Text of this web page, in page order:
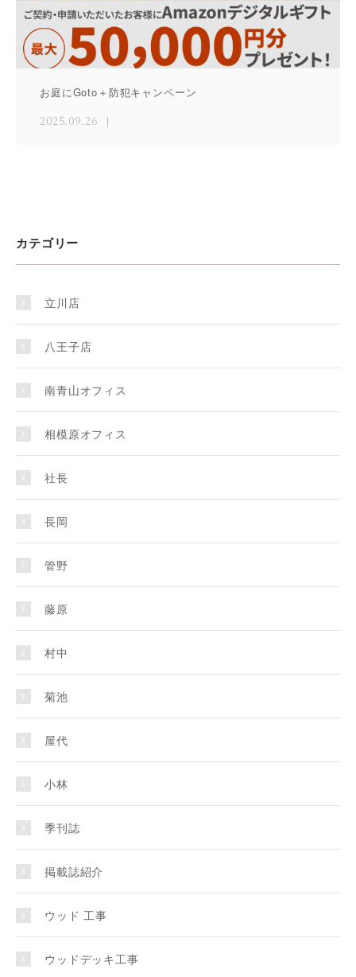
お庭にGoto＋防犯キャンペーン
2025.09.26
カテゴリー
立川店
八王子店
南青山オフィス
相模原オフィス
社長
長岡
管野
藤原
村中
菊池
屋代
小林
季刊誌
掲載誌紹介
ウッド 工事
ウッドデッキ工事